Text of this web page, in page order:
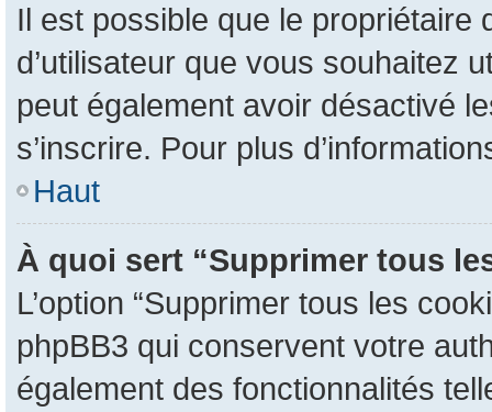
Il est possible que le propriétaire
d’utilisateur que vous souhaitez
peut également avoir désactivé
s’inscrire. Pour plus
Haut
À quoi sert “Supprimer tous
L’option “Supprimer tous les
phpBB3 qui conservent votre
également des fonctionnalités